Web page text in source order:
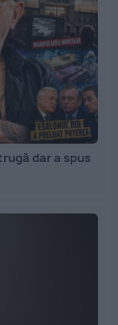
dar a spus